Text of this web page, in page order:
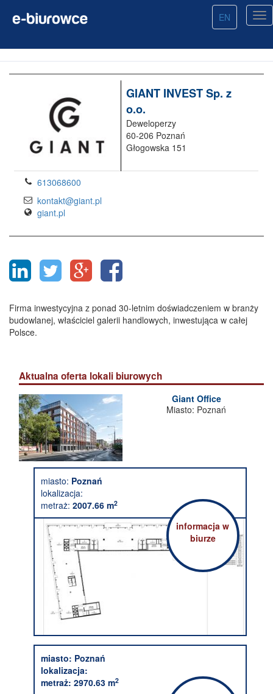
EN
GIANT INVEST Sp. z
o.o.
Deweloperzy
60-206 Poznań
Głogowska 151
613068600
kontakt@giant.pl
giant.pl
Firma inwestycyjna z ponad 30-letnim doświadczeniem w branży
budowlanej, właściciel galerii handlowych, inwestująca w całej
Polsce.
Aktualna oferta lokali biurowych
Giant Office
Miasto: Poznań
miasto: Poznań
lokalizacja:
metraż: 2007.66 m2
informacja w
biurze
miasto: Poznań
lokalizacja:
metraż: 2970.63 m2